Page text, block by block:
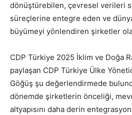
dönüştürebilen, çevresel verileri
süreçlerine entegre eden ve
büyümeyi yönlendiren şirketler
CDP Türkiye 2025 İklim ve Doğa
paylaşan CDP Türkiye Ülke
Göğüş şu değerlendirmede
dönemde şirketlerin önceliği,
altyapısını daha derin